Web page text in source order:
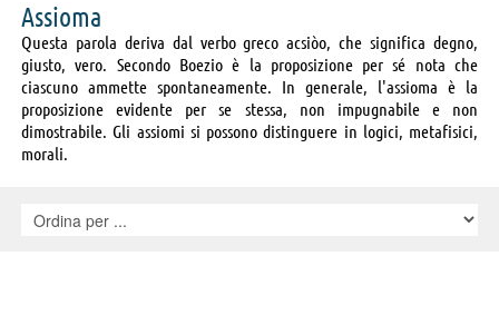
Assioma
Questa parola deriva dal verbo greco acsiòo, che significa degno,
giusto, vero. Secondo Boezio è la proposizione per sé nota che
ciascuno ammette spontaneamente. In generale, l'assioma è la
proposizione evidente per se stessa, non impugnabile e non
dimostrabile. Gli assiomi si possono distinguere in logici, metafisici,
morali.